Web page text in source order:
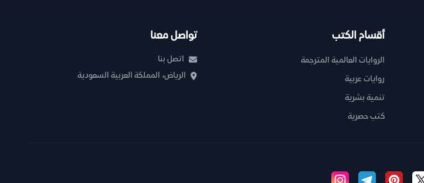
أقسام الكتب
الروايات العالمية المترجمة
روايات عربية
تنمية بشرية
كتب حصرية
تواصل معنا
اتصل بنا
الرياض، المملكة العربية السعودية